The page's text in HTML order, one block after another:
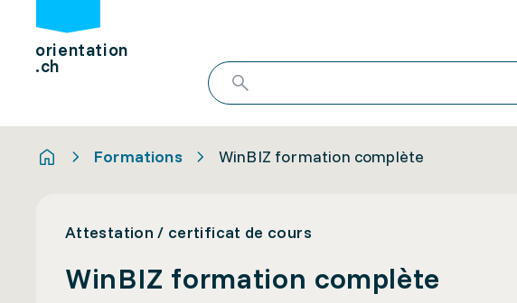
orientation
.ch
Formations WinBIZ formation complète
Attestation / certificat de cours
WinBIZ formation complète